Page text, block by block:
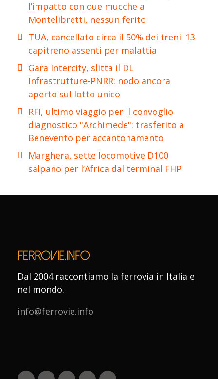
l’impatto con due mucche a
Montelibretti, nessun ferito
TUA, cancellato circa il 50% dei treni: 13
capitreno assenti per malattia
Gara Intercity, slitta il DL
Infrastrutture-PNRR: nodo ancora
aperto sul lotto unico
RFI, ultimo viaggio per il convoglio
diagnostico "Archimede": trasferito a
Benevento per accantonamento
Marghera, sette locomotive D100
salpano per l’Africa dal terminal FHP
Dal 2004 raccontiamo la ferrovia in Italia e
nel mondo.
info@ferrovie.info